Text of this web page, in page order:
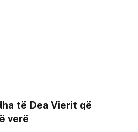
të Dea Vierit që
verë